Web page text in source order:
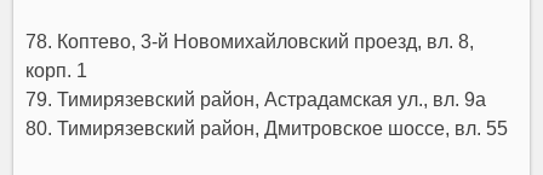
78. Коптево, 3-й Новомихайловский проезд, вл. 8,
корп. 1
79. Тимирязевский район, Астрадамская ул., вл. 9а
80. Тимирязевский район, Дмитровское шоссе, вл. 55